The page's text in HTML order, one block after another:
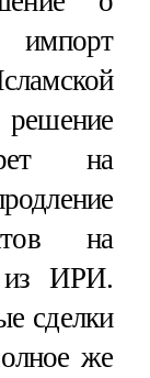
импорт
на
на
ИРИ.
сделки
же